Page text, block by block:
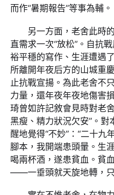
而作“暑期報告”等事為輔。
另一方面，老舍此時
直需求一次“放松”。自抗
裕平穩的寫作、生涯遭遇
所離開年夜后方的山城重
止抗戰宣揚。為此老舍不
力量，還年夜年夜地傷害
琦曾如許記敘會見時對老
黑瘦、精力狀況欠安”。
醒地覺得“不妙”：“二十九
腳本，我開端患頭暈。生
喝兩杯酒，遂患貧血。貧
——一垂頭就天旋地轉，